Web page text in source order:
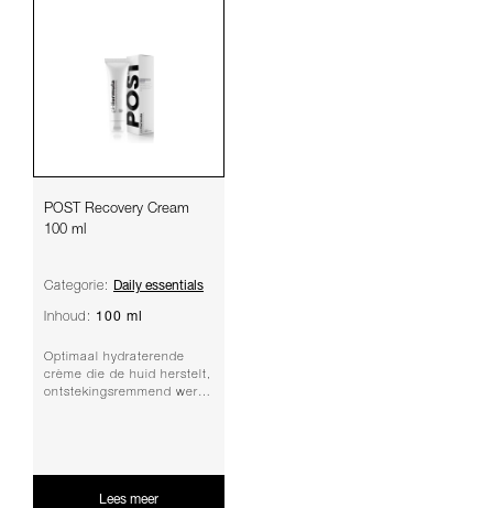
POST Recovery Cream
100 ml
Categorie: Daily essentials
Inhoud: 100 ml
Optimaal hydraterende
crème die de huid herstelt,
ontstekingsremmend werkt
Lees meer